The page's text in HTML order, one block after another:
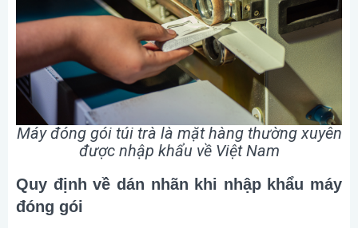
Máy đóng gói túi trà là mặt hàng thường xuyên
được nhập khẩu về Việt Nam
Quy định về dán nhãn khi nhập khẩu máy
đóng gói